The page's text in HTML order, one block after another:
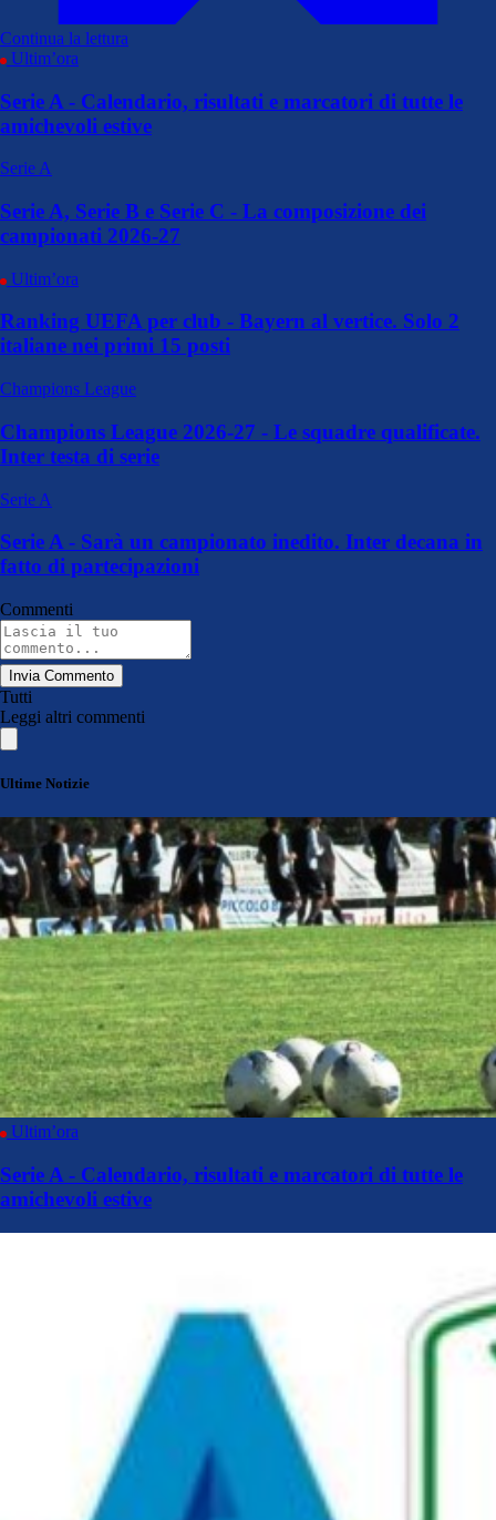
Continua la lettura
Ultim’ora
Serie A - Calendario, risultati e marcatori di tutte le
amichevoli estive
Serie A
Serie A, Serie B e Serie C - La composizione dei
campionati 2026-27
Ultim’ora
Ranking UEFA per club - Bayern al vertice. Solo 2
italiane nei primi 15 posti
Champions League
Champions League 2026-27 - Le squadre qualificate.
Inter testa di serie
Serie A
Serie A - Sarà un campionato inedito. Inter decana in
fatto di partecipazioni
Commenti
Invia Commento
Tutti
Leggi altri commenti
Ultime Notizie
Ultim’ora
Serie A - Calendario, risultati e marcatori di tutte le
amichevoli estive